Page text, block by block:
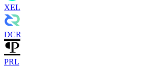
XEL
DCR
PRL